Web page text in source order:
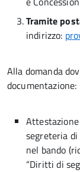
Tramite
indirizzo:
Alla domanda
documentazione:
segreteria
nel bando
“Diritti di